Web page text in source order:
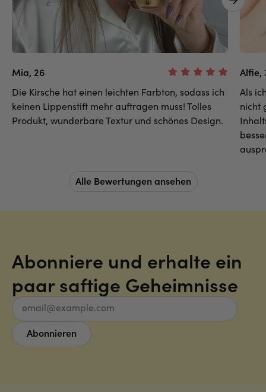
Mia, 26
Die Kirsche hat einen leichten Farbton, sodass ich
keinen Lippenstift mehr auftragen muss! Tolles
Produkt, wunderbare Textur und schönes Design.
Alfie,
Als
nicht
Next
Alle Bewertungen ansehen
Abonniere und erhalte ein
paar saftige Geheimnisse
Email
Abonnieren